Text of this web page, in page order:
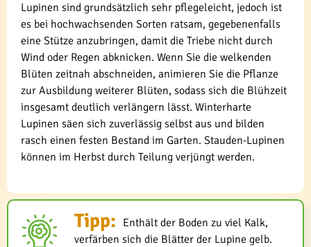
Lupinen sind grundsätzlich sehr pflegeleicht, jedoch ist
es bei hochwachsenden Sorten ratsam, gegebenenfalls
eine Stütze anzubringen, damit die Triebe nicht durch
Wind oder Regen abknicken. Wenn Sie die welkenden
Blüten zeitnah abschneiden, animieren Sie die Pflanze
zur Ausbildung weiterer Blüten, sodass sich die Blühzeit
insgesamt deutlich verlängern lässt. Winterharte
Lupinen säen sich zuverlässig selbst aus und bilden
rasch einen festen Bestand im Garten. Stauden-Lupinen
können im Herbst durch Teilung verjüngt werden.
Tipp: Enthält der Boden zu viel Kalk,
verfärben sich die Blätter der Lupine gelb.